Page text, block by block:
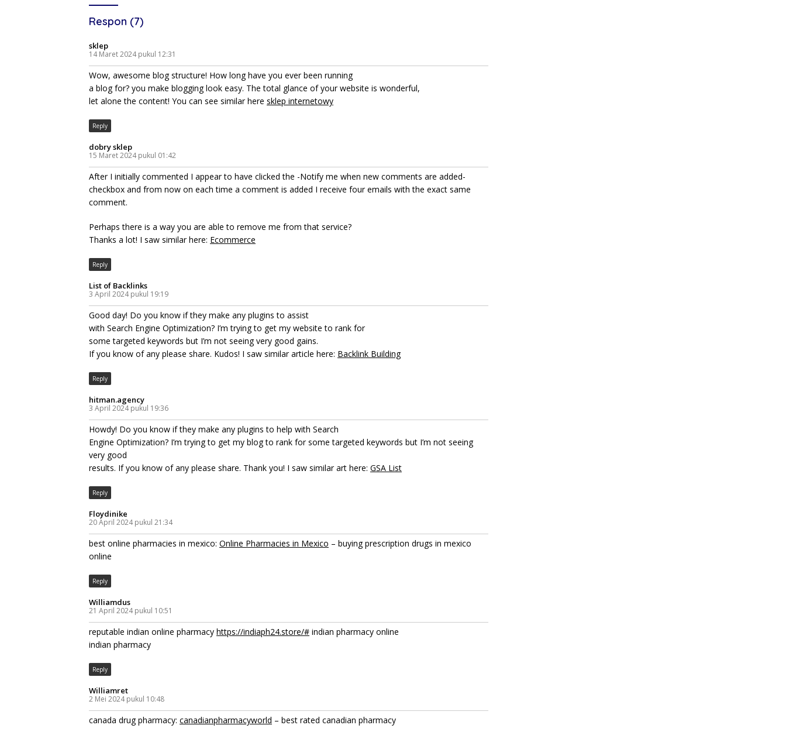
Respon (7)
sklep
14 Maret 2024 pukul 12:31
Wow, awesome blog structure! How long have you ever been running
a blog for? you make blogging look easy. The total glance of your website is wonderful,
let alone the content! You can see similar here sklep internetowy
Reply
dobry sklep
15 Maret 2024 pukul 01:42
After I initially commented I appear to have clicked the -Notify me when new comments are added-
checkbox and from now on each time a comment is added I receive four emails with the exact same
comment.
Perhaps there is a way you are able to remove me from that service?
Thanks a lot! I saw similar here: Ecommerce
Reply
List of Backlinks
3 April 2024 pukul 19:19
Good day! Do you know if they make any plugins to assist
with Search Engine Optimization? I’m trying to get my website to rank for
some targeted keywords but I’m not seeing very good gains.
If you know of any please share. Kudos! I saw similar article here: Backlink Building
Reply
hitman.agency
3 April 2024 pukul 19:36
Howdy! Do you know if they make any plugins to help with Search
Engine Optimization? I’m trying to get my blog to rank for some targeted keywords but I’m not seeing
very good
results. If you know of any please share. Thank you! I saw similar art here: GSA List
Reply
Floydinike
20 April 2024 pukul 21:34
best online pharmacies in mexico: Online Pharmacies in Mexico – buying prescription drugs in mexico
online
Reply
Williamdus
21 April 2024 pukul 10:51
reputable indian online pharmacy https://indiaph24.store/# indian pharmacy online
indian pharmacy
Reply
Williamret
2 Mei 2024 pukul 10:48
canada drug pharmacy: canadianpharmacyworld – best rated canadian pharmacy